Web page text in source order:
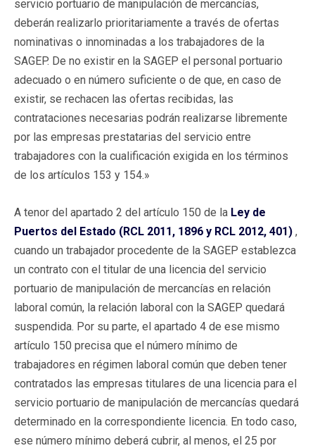
servicio portuario de manipulación de mercancías,
deberán realizarlo prioritariamente a través de ofertas
nominativas o innominadas a los trabajadores de la
SAGEP. De no existir en la SAGEP el personal portuario
adecuado o en número suficiente o de que, en caso de
existir, se rechacen las ofertas recibidas, las
contrataciones necesarias podrán realizarse libremente
por las empresas prestatarias del servicio entre
trabajadores con la cualificación exigida en los términos
de los artículos 153 y 154.»
A tenor del apartado 2 del artículo 150 de la Ley de
Puertos del Estado (RCL 2011, 1896 y RCL 2012, 401) ,
cuando un trabajador procedente de la SAGEP establezca
un contrato con el titular de una licencia del servicio
portuario de manipulación de mercancías en relación
laboral común, la relación laboral con la SAGEP quedará
suspendida. Por su parte, el apartado 4 de ese mismo
artículo 150 precisa que el número mínimo de
trabajadores en régimen laboral común que deben tener
contratados las empresas titulares de una licencia para el
servicio portuario de manipulación de mercancías quedará
determinado en la correspondiente licencia. En todo caso,
ese número mínimo deberá cubrir, al menos, el 25 por